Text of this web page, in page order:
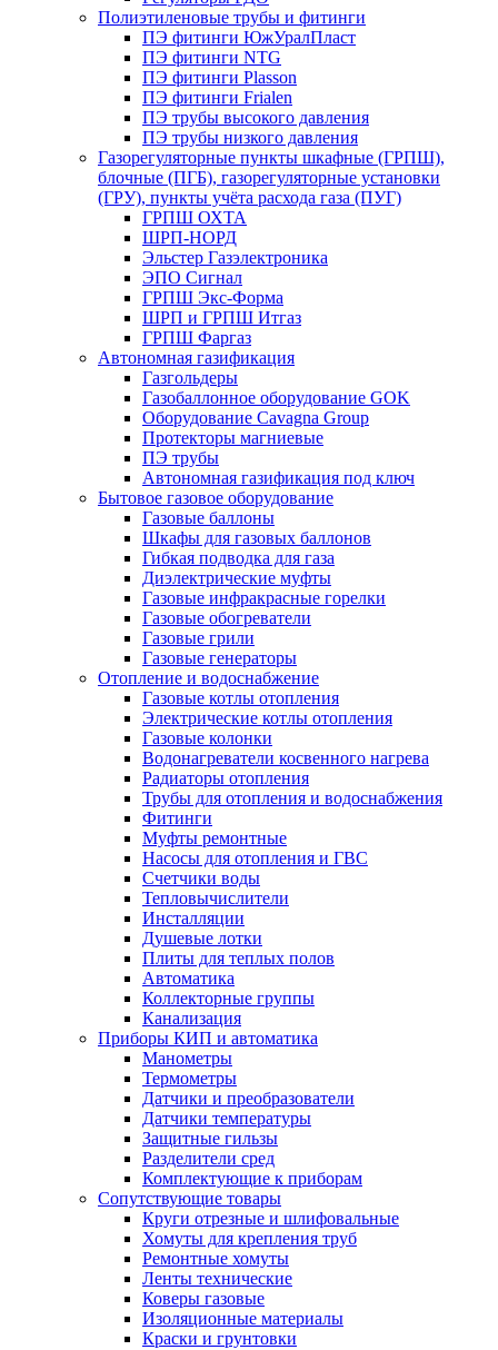
Полиэтиленовые трубы и фитинги
ПЭ фитинги ЮжУралПласт
ПЭ фитинги NTG
ПЭ фитинги Plasson
ПЭ фитинги Frialen
ПЭ трубы высокого давления
ПЭ трубы низкого давления
Газорегуляторные пункты шкафные (ГРПШ),
блочные (ПГБ), газорегуляторные установки
(ГРУ), пункты учёта расхода газа (ПУГ)
ГРПШ ОХТА
ШРП-НОРД
Эльстер Газэлектроника
ЭПО Сигнал
ГРПШ Экс-Форма
ШРП и ГРПШ Итгаз
ГРПШ Фаргаз
Автономная газификация
Газгольдеры
Газобаллонное оборудование GOK
Оборудование Cavagna Group
Протекторы магниевые
ПЭ трубы
Автономная газификация под ключ
Бытовое газовое оборудование
Газовые баллоны
Шкафы для газовых баллонов
Гибкая подводка для газа
Диэлектрические муфты
Газовые инфракрасные горелки
Газовые обогреватели
Газовые грили
Газовые генераторы
Отопление и водоснабжение
Газовые котлы отопления
Электрические котлы отопления
Газовые колонки
Водонагреватели косвенного нагрева
Радиаторы отопления
Трубы для отопления и водоснабжения
Фитинги
Муфты ремонтные
Насосы для отопления и ГВС
Счетчики воды
Тепловычислители
Инсталляции
Душевые лотки
Плиты для теплых полов
Автоматика
Коллекторные группы
Канализация
Приборы КИП и автоматика
Манометры
Термометры
Датчики и преобразователи
Датчики температуры
Защитные гильзы
Разделители сред
Комплектующие к приборам
Сопутствующие товары
Круги отрезные и шлифовальные
Хомуты для крепления труб
Ремонтные хомуты
Ленты технические
Коверы газовые
Изоляционные материалы
Краски и грунтовки